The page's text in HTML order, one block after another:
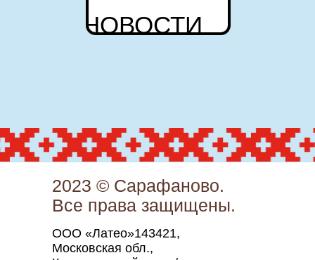
ООО «Латео»143421,
Московская обл.,
2023 © Сарафаново.
Все права защищены.